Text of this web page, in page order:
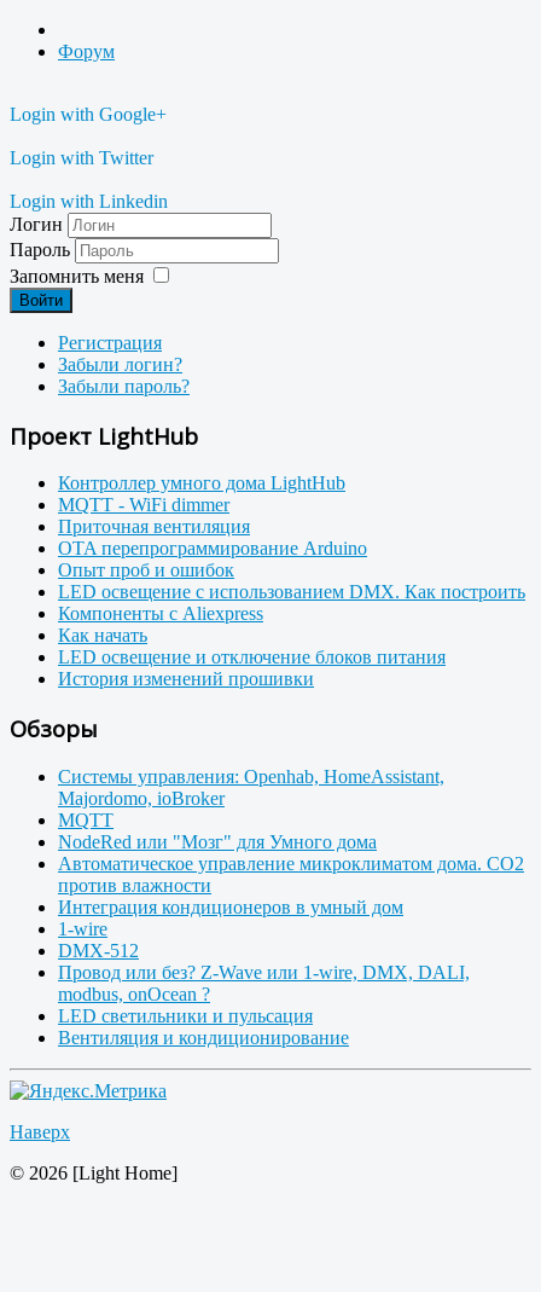
Форум
Login with Google+
Login with Twitter
Login with Linkedin
Логин
Пароль
Запомнить меня
Войти
Регистрация
Забыли логин?
Забыли пароль?
Проект LightHub
Контроллер умного дома LightHub
MQTT - WiFi dimmer
Приточная вентиляция
OTA перепрограммирование Arduino
Опыт проб и ошибок
LED освещение с использованием DMX. Как построить
Компоненты с Aliexpress
Как начать
LED освещение и отключение блоков питания
История изменений прошивки
Обзоры
Системы управления: Openhab, HomeAssistant,
Majordomo, ioBroker
MQTT
NodeRed или "Мозг" для Умного дома
Автоматическое управление микроклиматом дома. CO2
против влажности
Интеграция кондиционеров в умный дом
1-wire
DMX-512
Провод или без? Z-Wave или 1-wire, DMX, DALI,
modbus, onOcean ?
LED светильники и пульсация
Вентиляция и кондиционирование
Наверх
© 2026 [Light Home]